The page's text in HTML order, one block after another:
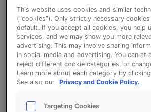
Kinder Paasbroodjes
Bekijk het recept voor Kinder
Ingrediëntenlijst
This website uses cookies and similar
(“cookies”). Only strictly necessary
default. If you accept all cookies, you help
services, and we may show you more
advertising. This may involve sharing
in social media and advertising. You can at
reject different cookie categories, or
Learn more about each category by
See also our
Privacy and Cookie Policy.
Targeting Cookies